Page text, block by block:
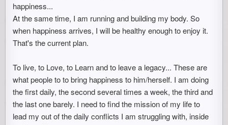
happiness...
At the same time, I am running and building my body. So
when happiness arrives, I will be healthy enough to enjoy it.
That's the current plan.
To live, to Love, to Learn and to leave a legacy... These are
what people to to bring happiness to him/herself. I am doing
the first daily, the second several times a week, the third and
the last one barely. I need to find the mission of my life to
lead my out of the daily conflicts I am struggling with, inside